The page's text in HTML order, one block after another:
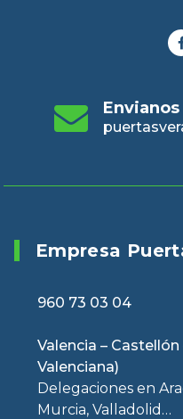
Envianos
Empresa
960 73 03 04
Valencia –
Valenciana)
Delegaciones en
Murcia, Valladolid…